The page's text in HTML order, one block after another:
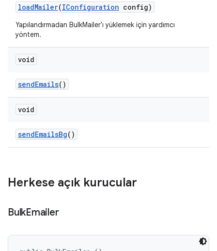
loadMailer(IConfiguration config)
Yapılandırmadan BulkMailer'ı yüklemek için yardımcı
yöntem.
void
sendEmails()
void
sendEmailsBg()
Herkese açık kurucular
BulkEmailer